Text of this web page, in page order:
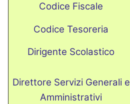
Codice Fiscale
Codice Tesoreria
Dirigente Scolastico
Direttore Servizi Generali e
Amministrativi